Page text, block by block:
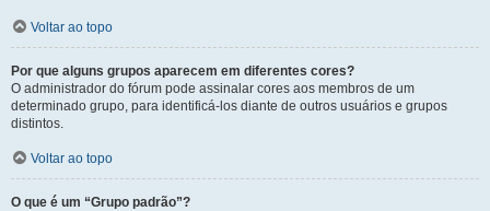
Voltar ao topo
Por que alguns grupos aparecem em diferentes cores?
O administrador do fórum pode assinalar cores aos membros de um
determinado grupo, para identificá-los diante de outros usuários e grupos
distintos.
Voltar ao topo
O que é um “Grupo padrão”?